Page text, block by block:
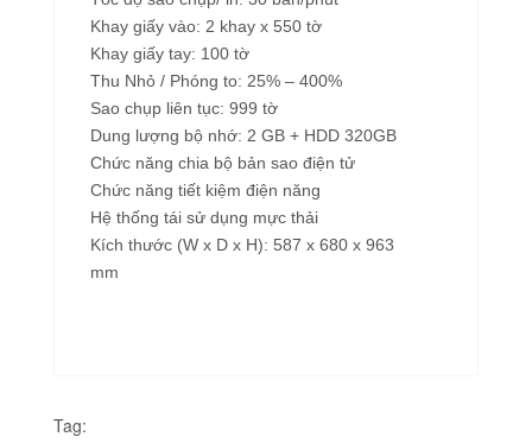
Khay giấy vào: 2 khay x 550 tờ
Khay giấy tay: 100 tờ
Thu Nhỏ / Phóng to: 25% – 400%
Sao chụp liên tục: 999 tờ
Dung lượng bộ nhớ: 2 GB + HDD 320GB
Chức năng chia bộ bản sao điện tử
Chức năng tiết kiệm điện năng
Hệ thống tái sử dụng mực thải
Kích thước (W x D x H): 587 x 680 x 963
mm
Tag: